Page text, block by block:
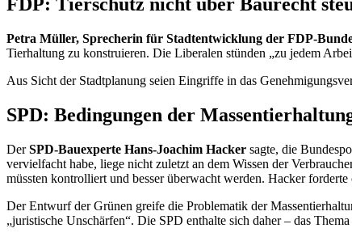
FDP: Tierschutz nicht über Baurecht
Petra Müller, Sprecherin für Stadtentwicklung der FDP-
Tierhaltung zu konstruieren. Die Liberalen stünden „zu jedem
Aus Sicht der Stadtplanung seien Eingriffe in das
SPD: Bedingungen der
DerSPD-Bauexperte Hans-Joachim Hacker sagte, die
vervielfacht habe, liege nicht zuletzt an dem Wissen der
müssten kontrolliert und besser überwacht werden. Hacker
Der Entwurf der Grünen greife die Problematik der
„juristische Unschärfen“. Die SPD enthalte sich daher – das